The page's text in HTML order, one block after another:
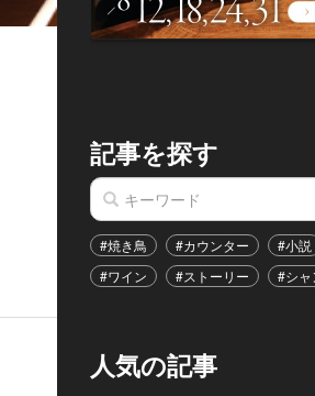
記事を探す
#焼き鳥 #カウンター #小説
#ワイン
#ストーリー #シャ
人気の記事